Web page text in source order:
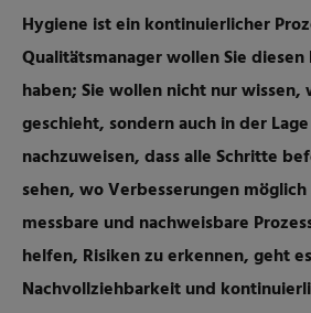
Hygiene ist ein kontinuierlicher
Qualitätsmanager wollen Sie diesen
haben; Sie wollen nicht nur wissen,
geschieht, sondern auch in der
nachzuweisen, dass alle Schritte
sehen, wo Verbesserungen
messbare und nachweisbare
helfen, Risiken zu erkennen, geht
Nachvollziehbarkeit und